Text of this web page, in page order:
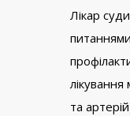
Лікар
та